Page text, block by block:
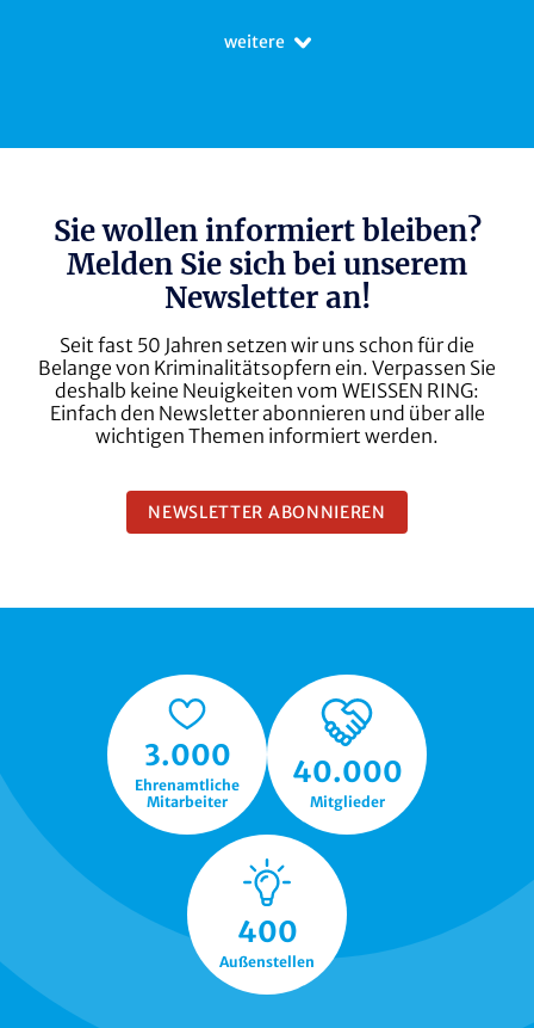
weitere
Sie wollen informiert bleiben?
Melden Sie sich bei unserem
Newsletter an!
Seit fast 50 Jahren setzen wir uns schon für die
Belange von Kriminalitätsopfern ein. Verpassen Sie
deshalb keine Neuigkeiten vom WEISSEN RING:
Einfach den Newsletter abonnieren und über alle
wichtigen Themen informiert werden.
NEWSLETTER ABONNIEREN
3.000
Ehrenamtliche
Mitarbeiter
40.000
Mitglieder
400
Außenstellen